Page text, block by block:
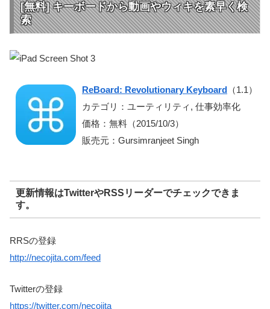
[無料] キーボードから動画やウィキを素早く検
索
ReBoard: Revolutionary Keyboard （1.1）
カテゴリ：ユーティリティ, 仕事効率化
価格：無料（2015/10/3）
販売元：Gursimranjeet Singh
更新情報はTwitterやRSSリーダーでチェックできま
す。
RRSの登録
http://necojita.com/feed
Twitterの登録
https://twitter.com/necojita